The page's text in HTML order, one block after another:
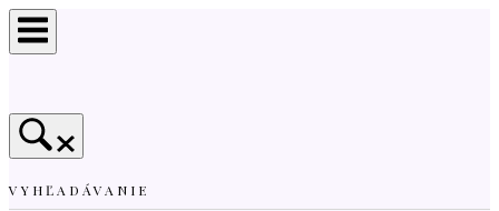
Skip
to
VYHĽADÁVANIE